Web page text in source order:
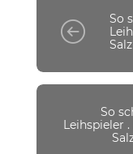
So
So
Leihspieler